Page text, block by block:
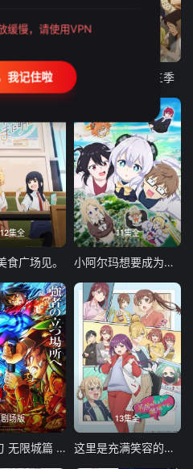
希亚 致不灭的你 第三季
12集全
食广场见。
11集全
小阿尔玛想要成为家人
剧场版
鬼灭之刃 无限城篇 第一章 猗窝座再袭
13集全
这里是充满笑容的职场。
缓慢，请使用VPN
我记住啦